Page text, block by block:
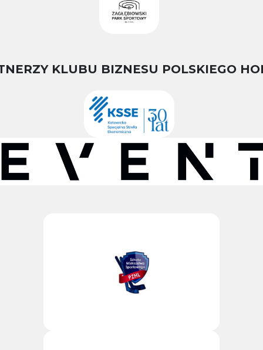
KLUBU BIZNESU POLSKIEGO